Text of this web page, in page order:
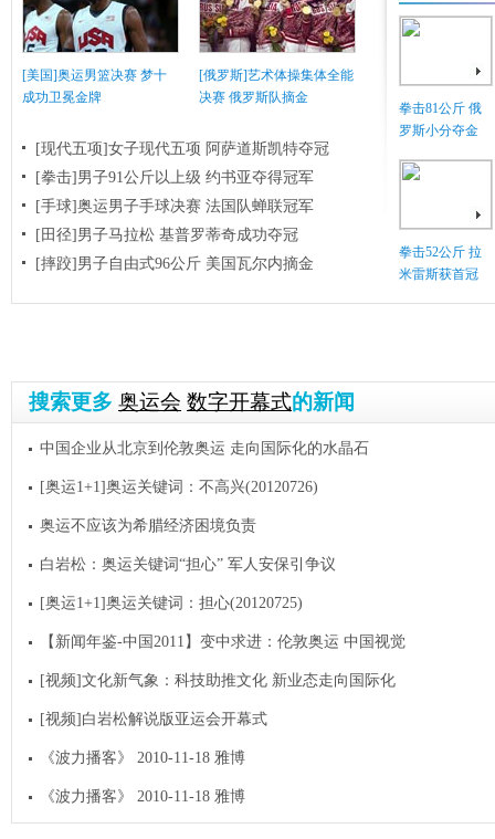
[美国]奥运男篮决赛 梦十
成功卫冕金牌
[俄罗斯]艺术体操集体全能
决赛 俄罗斯队摘金
[现代五项]女子现代五项 阿萨道斯凯特夺冠
[拳击]男子91公斤以上级 约书亚夺得冠军
[手球]奥运男子手球决赛 法国队蝉联冠军
[田径]男子马拉松 基普罗蒂奇成功夺冠
[摔跤]男子自由式96公斤 美国瓦尔内摘金
拳击81公斤 俄
罗斯小分夺金
拳击52公斤 拉
米雷斯获首冠
搜索更多 奥运会 数字开幕式的新闻
中国企业从北京到伦敦奥运 走向国际化的水晶石
[奥运1+1]奥运关键词：不高兴(20120726)
奥运不应该为希腊经济困境负责
白岩松：奥运关键词“担心” 军人安保引争议
[奥运1+1]奥运关键词：担心(20120725)
【新闻年鉴-中国2011】变中求进：伦敦奥运 中国视觉
[视频]文化新气象：科技助推文化 新业态走向国际化
[视频]白岩松解说版亚运会开幕式
《波力播客》 2010-11-18 雅博
《波力播客》 2010-11-18 雅博